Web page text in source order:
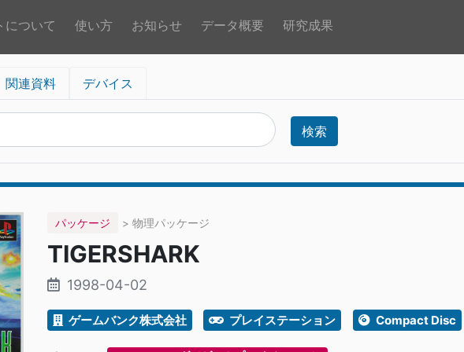
について 使い方 お知らせ データ概要 研究成果
関連資料 デバイス
検索
パッケージ > 物理パッケージ
TIGERSHARK
1998-04-02
ゲームバンク株式会社 プレイステーション Compact Disc